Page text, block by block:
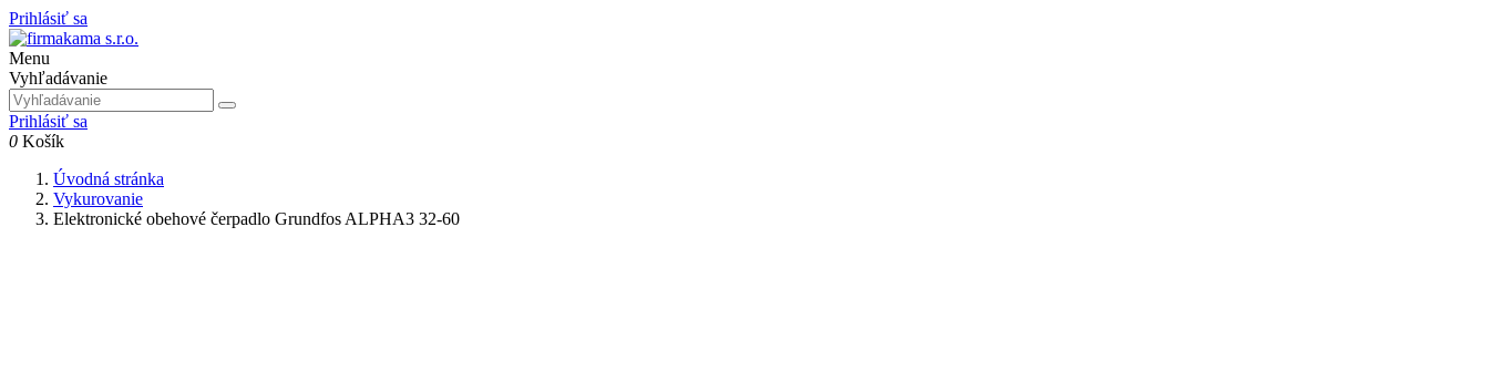
Prihlásiť sa
Menu
Vyhľadávanie
Prihlásiť sa
0 Košík
Úvodná stránka
Vykurovanie
Elektronické obehové čerpadlo Grundfos ALPHA3 32-60